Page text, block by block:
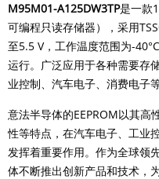
M95M01-A125DW3TP是一款
可编程只读存储器），采用
至5.5 V，工作温度范围为-
运行。 广泛应用于各种需要存
业控制、汽车电子、消费电子等
意法半导体的EEPROM以其高
性等特点，在汽车电子、工业
发挥着重要作用。作为全球领
体不断推出创新产品和技术，